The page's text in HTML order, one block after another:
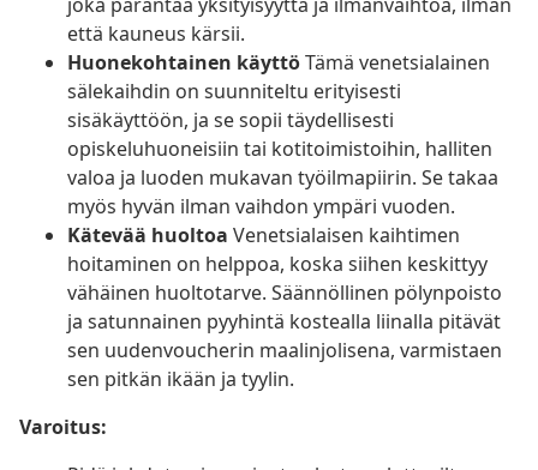
että kauneus kärsii.
Huonekohtainen käyttöTämä venetsialainen
sälekaihdin on suunniteltu erityisesti
sisäkäyttöön, ja se sopii täydellisesti
opiskeluhuoneisiin tai kotitoimistoihin, halliten
valoa ja luoden mukavan työilmapiirin. Se takaa
myös hyvän ilman vaihdon ympäri vuoden.
Kätevää huoltoa Venetsialaisen kaihtimen
hoitaminen on helppoa, koska siihen keskittyy
vähäinen huoltotarve. Säännöllinen pölynpoisto
ja satunnainen pyyhintä kostealla liinalla pitävät
sen uudenvoucherin maalinjolisena, varmistaen
sen pitkän ikään ja tyylin.
Varoitus: